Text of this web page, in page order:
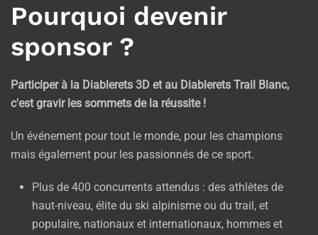
Pourquoi devenir
sponsor ?
Participer à la Diablerets 3D et au Diablerets Trail Blanc,
c'est gravir les sommets de la réussite !
Un événement pour tout le monde, pour les champions
mais également pour les passionnés de ce sport.
Plus de 400 concurrents attendus : des athlètes de
haut-niveau, élite du ski alpinisme ou du trail, et
populaire, nationaux et internationaux, hommes et